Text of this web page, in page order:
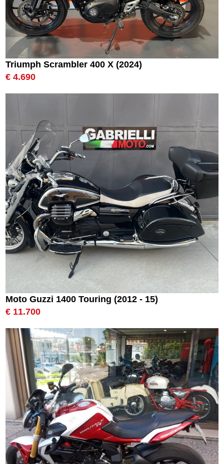
Triumph Scrambler 400 X (2024)
€ 4.690
Moto Guzzi 1400 Touring (2012 - 15)
€ 11.700